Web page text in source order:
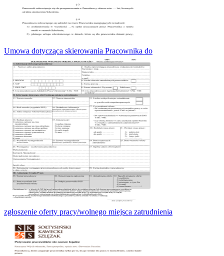
Umowa dotycząca skierowania Pracownika do
zgłoszenie oferty pracy/wolnego miejsca zatrudnienia